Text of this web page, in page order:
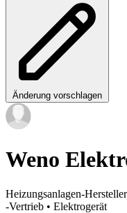
Änderung vorschlagen
Weno
Heizungsanlagen-Hersteller
-Vertrieb • Elektrogerät